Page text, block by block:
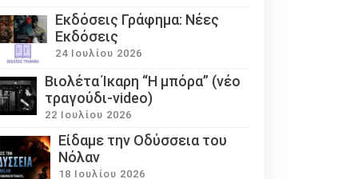
Εκδόσεις Γράφημα: Νέες
Εκδόσεις
24 Ιουλίου 2026
Βιολέτα Ίκαρη “Η μπόρα” (νέο
τραγούδι-video)
22 Ιουλίου 2026
Eίδαμε την Οδύσσεια του
Νόλαν
18 Ιουλίου 2026